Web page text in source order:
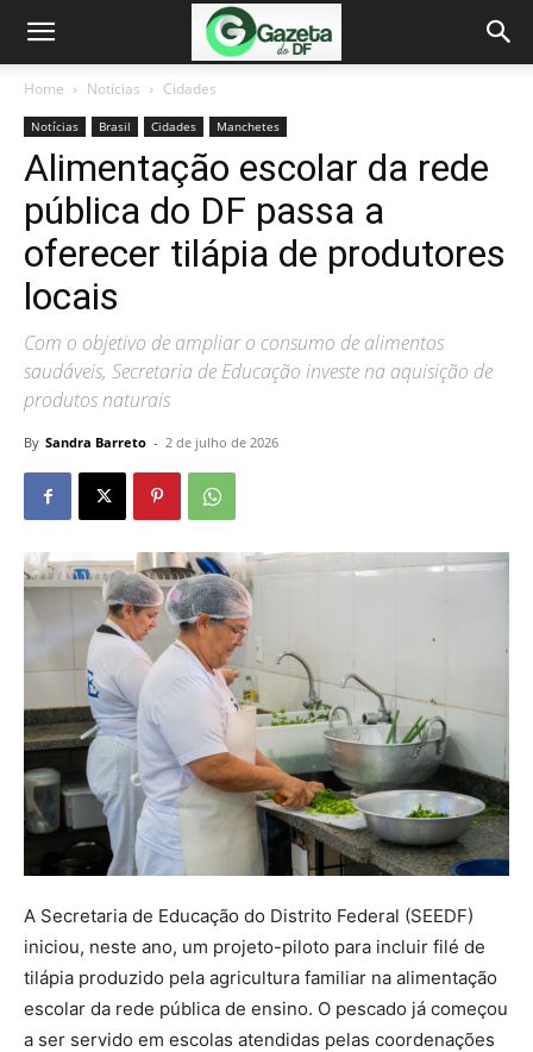
Home Notícias Cidades
Notícias Brasil Cidades Manchetes
Alimentação escolar da rede
pública do DF passa a
oferecer tilápia de produtores
locais
Com o objetivo de ampliar o consumo de alimentos
saudáveis, Secretaria de Educação investe na aquisição de
produtos naturais
By Sandra Barreto - 2 de julho de 2026
A Secretaria de Educação do Distrito Federal (SEEDF)
iniciou, neste ano, um projeto-piloto para incluir filé de
tilápia produzido pela agricultura familiar na alimentação
escolar da rede pública de ensino. O pescado já começou
a ser servido em escolas atendidas pelas coordenações